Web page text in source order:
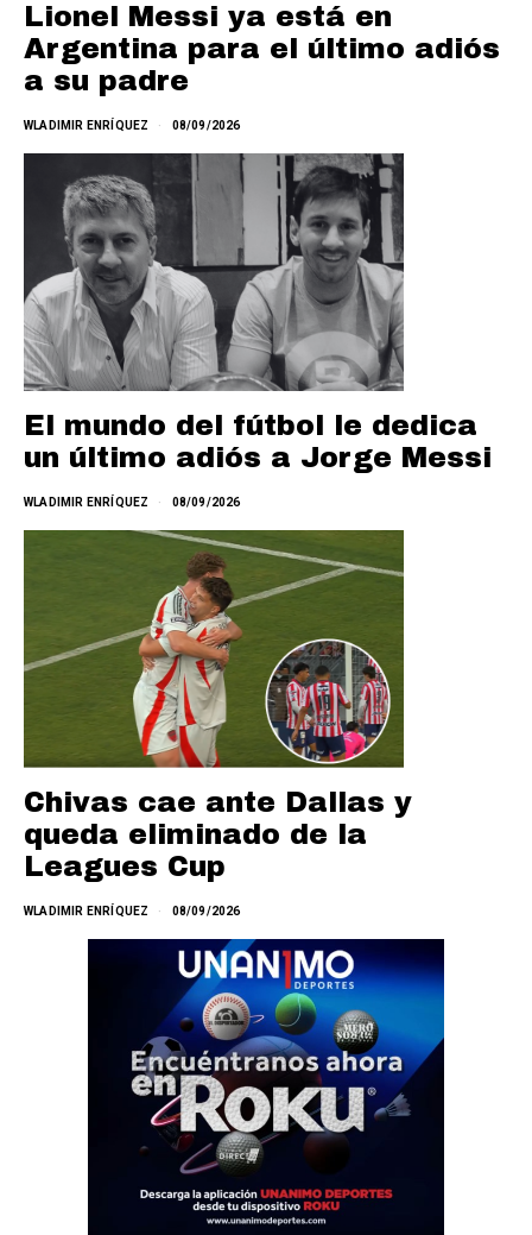
Lionel Messi ya está en
Argentina para el último adiós
a su padre
WLADIMIR ENRÍQUEZ 08/09/2026
El mundo del fútbol le dedica
un último adiós a Jorge Messi
WLADIMIR ENRÍQUEZ 08/09/2026
Chivas cae ante Dallas y
queda eliminado de la
Leagues Cup
WLADIMIR ENRÍQUEZ 08/09/2026